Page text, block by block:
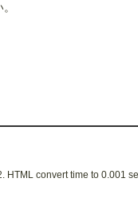
HTML convert time to 0.001